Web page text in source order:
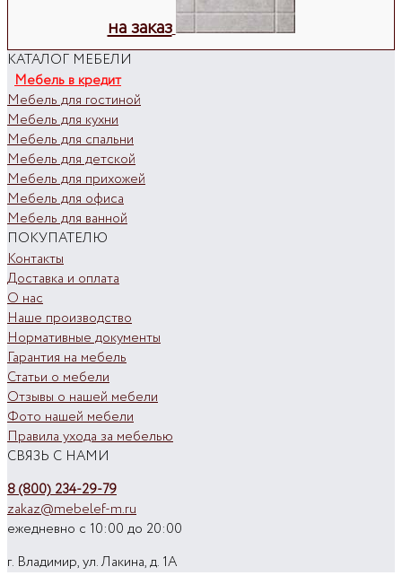
на заказ
КАТАЛОГ МЕБЕЛИ
Мебель в кредит
Мебель для гостиной
Мебель для кухни
Мебель для спальни
Мебель для детской
Мебель для прихожей
Мебель для офиса
Мебель для ванной
ПОКУПАТЕЛЮ
Контакты
Доставка и оплата
О нас
Наше производство
Нормативные документы
Гарантия на мебель
Статьи о мебели
Отзывы о нашей мебели
Фото нашей мебели
Правила ухода за мебелью
СВЯЗЬ С НАМИ
8 (800) 234-29-79
zakaz@mebelef-m.ru
ежедневно с 10:00 до 20:00
г. Владимир, ул. Лакина, д. 1А